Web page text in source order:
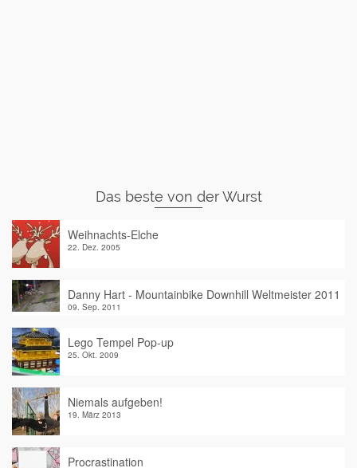
Das beste von der Wurst
Weihnachts-Elche
22. Dez. 2005
Danny Hart - Mountainbike Downhill Weltmeister 2011
09. Sep. 2011
Lego Tempel Pop-up
25. Okt. 2009
Niemals aufgeben!
19. März 2013
Procrastination